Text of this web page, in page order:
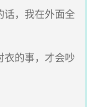
，我在外面全
的事，才会吵